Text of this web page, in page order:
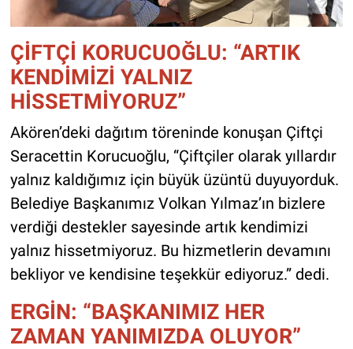
ÇİFTÇİ KORUCUOĞLU: “ARTIK
KENDİMİZİ YALNIZ
HİSSETMİYORUZ”
Akören’deki dağıtım töreninde konuşan Çiftçi
Seracettin Korucuoğlu, “Çiftçiler olarak yıllardır
yalnız kaldığımız için büyük üzüntü duyuyorduk.
Belediye Başkanımız Volkan Yılmaz’ın bizlere
verdiği destekler sayesinde artık kendimizi
yalnız hissetmiyoruz. Bu hizmetlerin devamını
bekliyor ve kendisine teşekkür ediyoruz.” dedi.
ERGİN: “BAŞKANIMIZ HER
ZAMAN YANIMIZDA OLUYOR”